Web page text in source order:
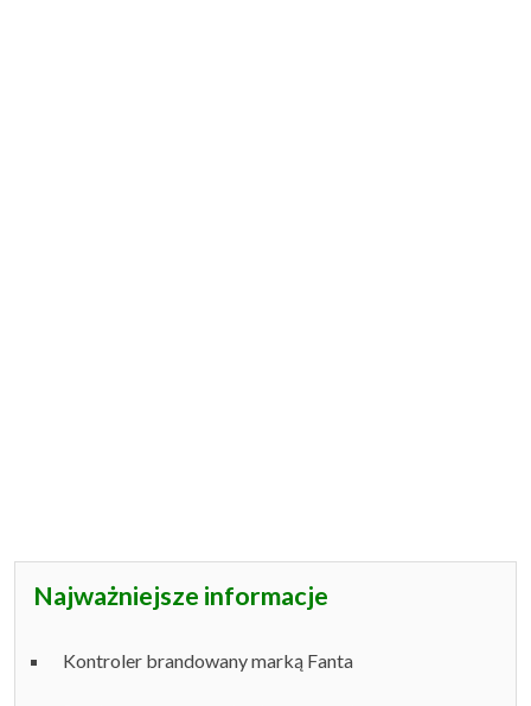
Najważniejsze informacje
Kontroler brandowany marką Fanta